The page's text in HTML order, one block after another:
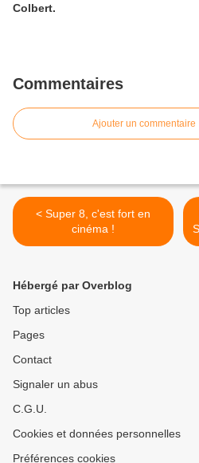
Colbert.
Commentaires
Ajouter un commentaire
< Super 8, c'est fort en
cinéma !
Hébergé par Overblog
Top articles
Pages
Contact
Signaler un abus
C.G.U.
Cookies et données personnelles
Préférences cookies